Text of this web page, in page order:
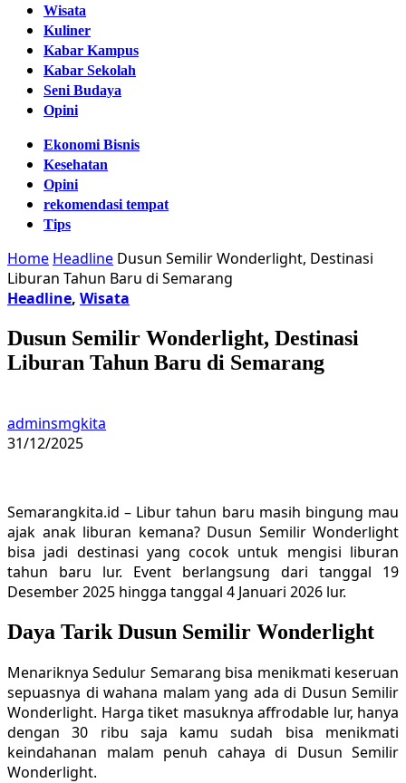
Wisata
Kuliner
Kabar Kampus
Kabar Sekolah
Seni Budaya
Opini
Ekonomi Bisnis
Kesehatan
Opini
rekomendasi tempat
Tips
Home Headline Dusun Semilir Wonderlight, Destinasi
Liburan Tahun Baru di Semarang
Headline, Wisata
Dusun Semilir Wonderlight, Destinasi
Liburan Tahun Baru di Semarang
adminsmgkita
31/12/2025
Semarangkita.id – Libur tahun baru masih bingung mau
ajak anak liburan kemana? Dusun Semilir Wonderlight
bisa jadi destinasi yang cocok untuk mengisi liburan
tahun baru lur. Event berlangsung dari tanggal 19
Desember 2025 hingga tanggal 4 Januari 2026 lur.
Daya Tarik Dusun Semilir Wonderlight
Menariknya Sedulur Semarang bisa menikmati keseruan
sepuasnya di wahana malam yang ada di Dusun Semilir
Wonderlight. Harga tiket masuknya affrodable lur, hanya
dengan 30 ribu saja kamu sudah bisa menikmati
keindahanan malam penuh cahaya di Dusun Semilir
Wonderlight.